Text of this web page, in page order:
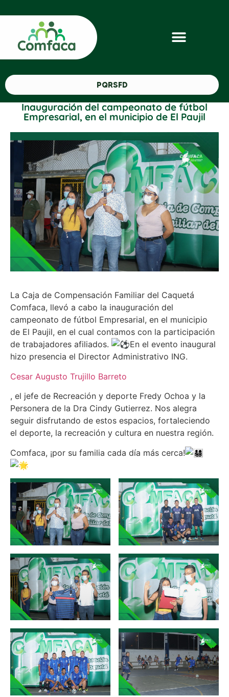
PQRSFD
Inauguración del campeonato de fútbol
Empresarial, en el municipio de El Paujil
La Caja de Compensación Familiar del Caquetá
Comfaca, llevó a cabo la inauguración del
campeonato de fútbol Empresarial, en el municipio
de El Paujil, en el cual contamos con la participación
de trabajadores afiliados.
En el evento inaugural
hizo presencia el Director Administrativo ING.
Cesar Augusto Trujillo Barreto
, el jefe de Recreación y deporte Fredy Ochoa y la
Personera de la Dra Cindy Gutierrez. Nos alegra
seguir disfrutando de estos espacios, fortaleciendo
el deporte, la recreación y cultura en nuestra región.
Comfaca, ¡por su familia cada día más cerca!